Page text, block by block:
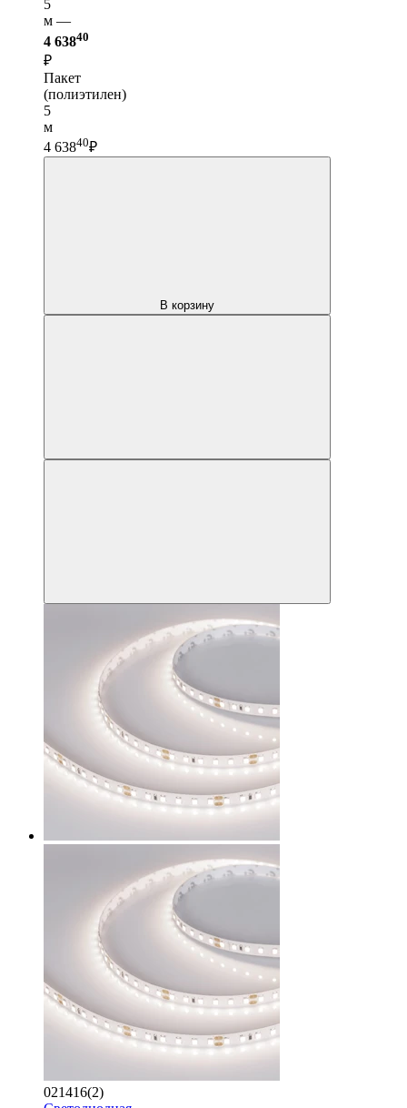
5
м —
4 63840
₽
Пакет
(полиэтилен)
5
м
4 63840₽
В корзину
021416(2)